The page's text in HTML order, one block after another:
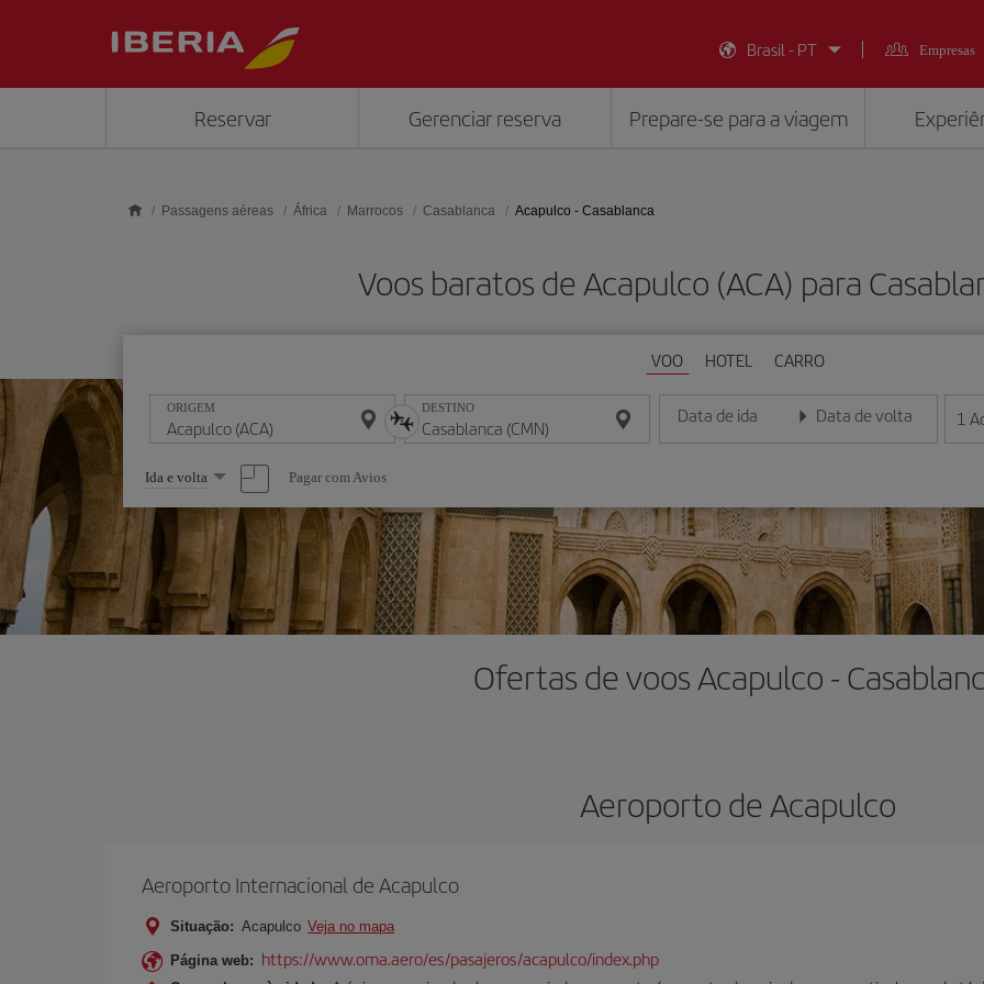
Brasil - PT
Empresas
Reservar Gerenciar reserva Prepare-se para a viagem
Passagens aéreas África Marrocos Casablanca Acapulco - Casablanca
Voos baratos de Acapulco (ACA) para
VOO HOTEL CARRO
ORIGEM DESTINO Data de ida
Insira a data no formato dia/mês/ano
Data de volta
Insira a data no formato dia/
1
Selecione
uma
opção
Ida e volta Pagar com Avios
Ofertas de voos Acapulco -
Aeroporto de Acapulco
Aeroporto Internacional de Acapulco
Situação: Acapulco Veja no mapa
Página web: https://www.oma.aero/es/pasajeros/acapulco/index.php